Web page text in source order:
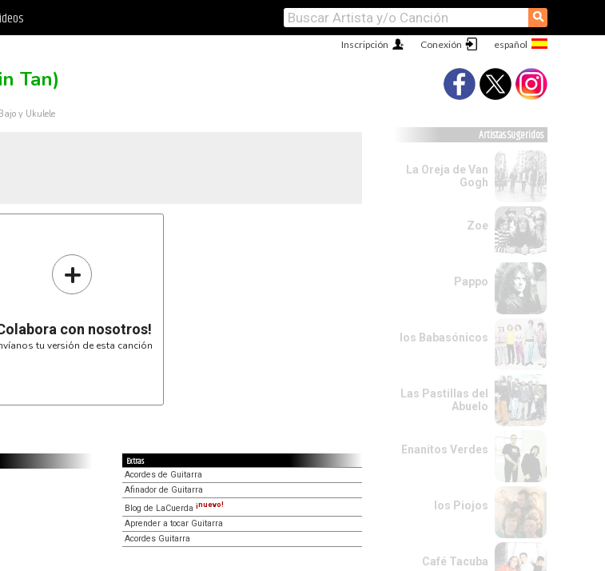
⚲
Conexión
Inscripción
Tan)
y Ukulele
+
con nosotros!
tu versión de esta canción
Extras
Acordes de Guitarra
Afinador de Guitarra
Blog de LaCuerda ¡nuevo!
Aprender a tocar Guitarra
Acordes Guitarra
Artistas Sugeridos
La Oreja de Van
Gogh
Zoe
Pappo
los Babasónicos
Las Pastillas del
Abuelo
Enanitos Verdes
los Piojos
Café Tacuba